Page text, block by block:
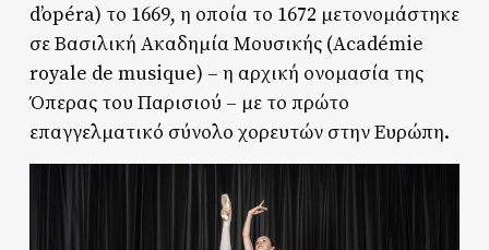
d’opéra) το 1669, η οποία το 1672 μετονομάστηκε
σε Βασιλική Ακαδημία Μουσικής (Académie
royale de musique) – η αρχική ονομασία της
Όπερας του Παρισιού – με το πρώτο
επαγγελματικό σύνολο χορευτών στην Ευρώπη.